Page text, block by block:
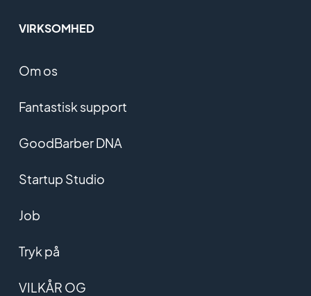
VIRKSOMHED
Om os
Fantastisk support
GoodBarber DNA
Startup Studio
Job
Tryk på
VILKÅR OG